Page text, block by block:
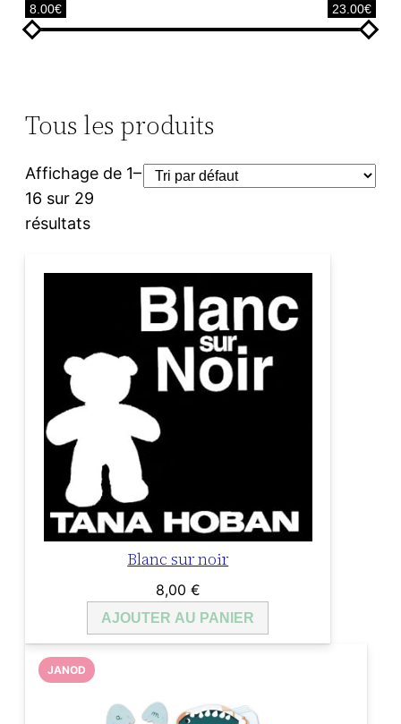
8.00€ 23.00€
Tous les produits
Affichage de 1–
16 sur 29
résultats
Blanc sur noir
8,00 €
AJOUTER AU PANIER
JANOD